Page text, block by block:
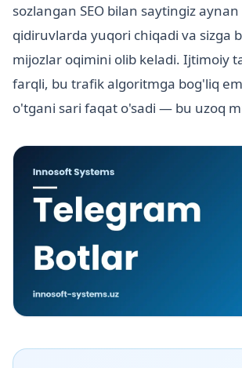
sozlangan SEO bilan saytingiz aynan
qidiruvlarda yuqori chiqadi va sizga
mijozlar oqimini olib keladi. Ijtimoiy
farqli, bu trafik algoritmga bog'liq
o'tgani sari faqat o'sadi — bu uzoq